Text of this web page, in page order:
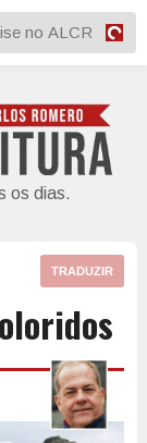
os dias.
TRADUZIR